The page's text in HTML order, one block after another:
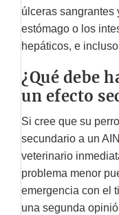
úlceras sangrantes
estómago o los
hepáticos, e
¿Qué debe
un efecto
Si cree que su
secundario a un
veterinario
problema menor
emergencia con el
una segunda